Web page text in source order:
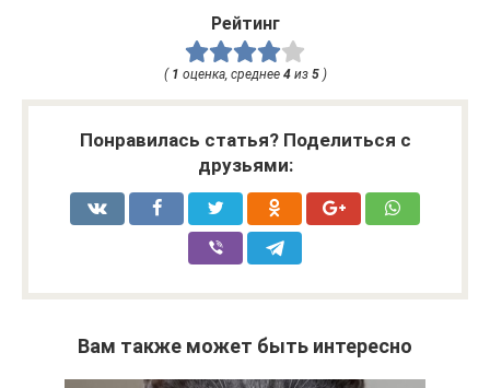
Рейтинг
( 1 оценка, среднее 4из 5)
Понравилась статья? Поделиться с
друзьями:
Вам также может быть интересно